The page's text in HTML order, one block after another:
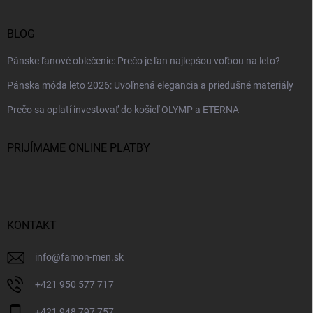
BLOG
Pánske ľanové oblečenie: Prečo je ľan najlepšou voľbou na leto?
Pánska móda leto 2026: Uvoľnená elegancia a priedušné materiály
Prečo sa oplatí investovať do košieľ OLYMP a ETERNA
PRIJÍMAME ONLINE PLATBY
KONTAKT
info@famon-men.sk
+421 950 577 717